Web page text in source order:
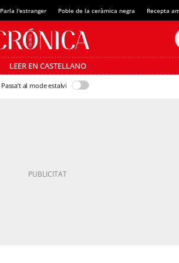
Parla l'estranger Poble de la ceràmica negra Recepta
LEER EN CASTELLANO
Passa’t al mode estalvi